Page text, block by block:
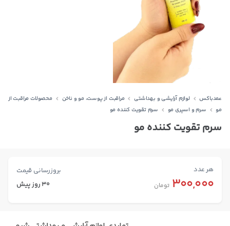
عمدباکس لوازم آرایشی و بهداشتی مراقبت از پوست، مو و ناخن
محصولات مراقبت از
مو
سرم و اسپری مو سرم تقویت کننده مو
سرم تقویت کننده مو
هر عدد بروزرسانی قیمت
300,000 تومان 30 روز پیش